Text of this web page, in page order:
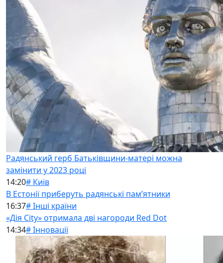
Радянський герб Батьківщини-матері можна
замінити у 2023 році
14:20# Київ
В Естонії приберуть радянські памʼятники
16:37# Інші країни
«Дія City» отримала дві нагороди Red Dot
14:34# Інновації